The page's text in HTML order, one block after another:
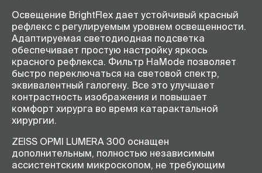
Освещение BrightFlex дает устойчивый красный
рефлекс с регулируемым уровнем освещенности.
Адаптируемая светодиодная подсветка
обеспечивает простую настройку яркось
красного рефлекса. Фильтр HaMode позволяет
быстро переключаться на световой спектр,
эквивалентный галогену. Все это улучшает
контрастность изображения и повышает
комфорт хирурга во время катарактальной
хирургии.
ZEISS OPMI LUMERA 300 оснащен
дополнительным, полностью независимым
ассистентским микроскопом, не требующим